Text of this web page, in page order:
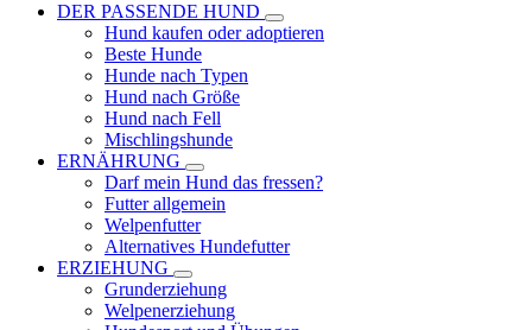
DER PASSENDE HUND
Hund kaufen oder adoptieren
Beste Hunde
Hunde nach Typen
Hund nach Größe
Hund nach Fell
Mischlingshunde
ERNÄHRUNG
Darf mein Hund das fressen?
Futter allgemein
Welpenfutter
Alternatives Hundefutter
ERZIEHUNG
Grunderziehung
Welpenerziehung